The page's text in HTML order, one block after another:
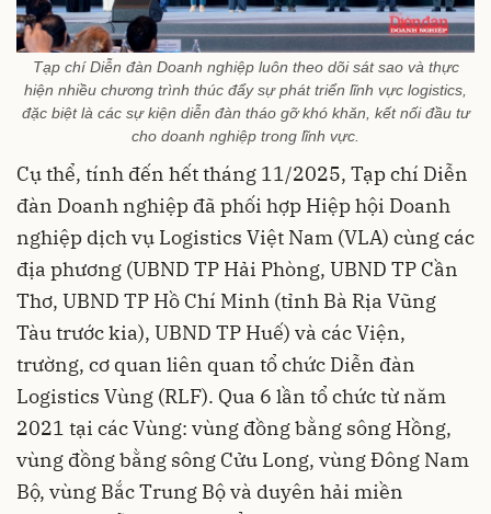
Tạp chí Diễn đàn Doanh nghiệp luôn theo dõi sát sao và thực
hiện nhiều chương trình thúc đẩy sự phát triển lĩnh vực logistics,
đặc biệt là các sự kiện diễn đàn tháo gỡ khó khăn, kết nối đầu tư
cho doanh nghiệp trong lĩnh vực.
Cụ thể, tính đến hết tháng 11/2025, Tạp chí Diễn
đàn Doanh nghiệp đã phối hợp Hiệp hội Doanh
nghiệp dịch vụ Logistics Việt Nam (VLA) cùng các
địa phương (UBND TP Hải Phòng, UBND TP Cần
Thơ, UBND TP Hồ Chí Minh (tỉnh Bà Rịa Vũng
Tàu trước kia), UBND TP Huế) và các Viện,
trường, cơ quan liên quan tổ chức Diễn đàn
Logistics Vùng (RLF). Qua 6 lần tổ chức từ năm
2021 tại các Vùng: vùng đồng bằng sông Hồng,
vùng đồng bằng sông Cửu Long, vùng Đông Nam
Bộ, vùng Bắc Trung Bộ và duyên hải miền